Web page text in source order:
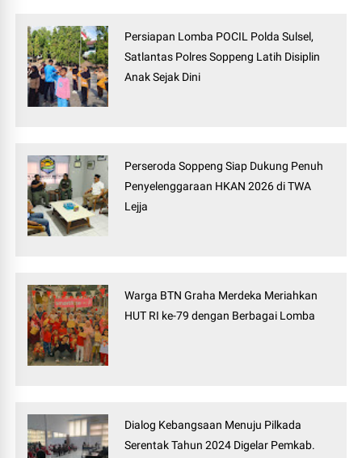
Persiapan Lomba POCIL Polda Sulsel,
Satlantas Polres Soppeng Latih Disiplin
Anak Sejak Dini
Perseroda Soppeng Siap Dukung Penuh
Penyelenggaraan HKAN 2026 di TWA
Lejja
Warga BTN Graha Merdeka Meriahkan
HUT RI ke-79 dengan Berbagai Lomba
Dialog Kebangsaan Menuju Pilkada
Serentak Tahun 2024 Digelar Pemkab.